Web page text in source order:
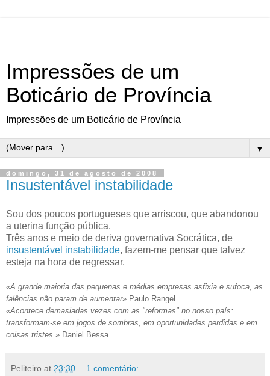
Impressões de um
Boticário de Província
Impressões de um Boticário de Província
▼
domingo, 31 de agosto de 2008
Insustentável instabilidade
Sou dos poucos portugueses que arriscou, que abandonou
a uterina função pública.
Três anos e meio de deriva governativa Socrática, de
insustentável instabilidade, fazem-me pensar que talvez
esteja na hora de regressar.
«A grande maioria das pequenas e mé­dias empre­sas asfixia e sufoca, as
falências não param de au­mentar» Paulo Rangel
«Acontece demasiadas vezes com as "reformas" no nosso país:
transformam-se em jogos de sombras, em oportunidades perdidas e em
coisas tristes. » Daniel Bessa
Peliteiro at 23:30 1 comentário: